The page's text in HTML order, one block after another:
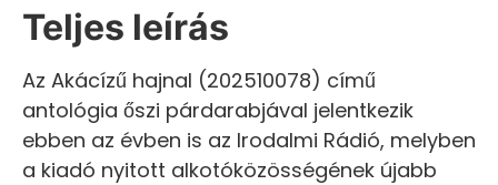
Teljes leírás
Az Akácízű hajnal (202510078) című
antológia őszi párdarabjával jelentkezik
ebben az évben is az Irodalmi Rádió, melyben
a kiadó nyitott alkotóközösségének újabb